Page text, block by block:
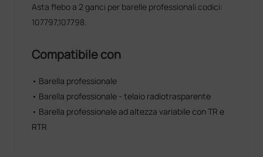
Asta flebo a 2 ganci per barelle professionali codici:
107797,107798.
Compatibile con
• Barella professionale
• Barella professionale - telaio radiotrasparente
• Barella professionale ad altezza variabile con TR e
RTR